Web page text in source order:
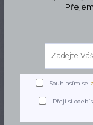
Souhlasím se
Přeji si